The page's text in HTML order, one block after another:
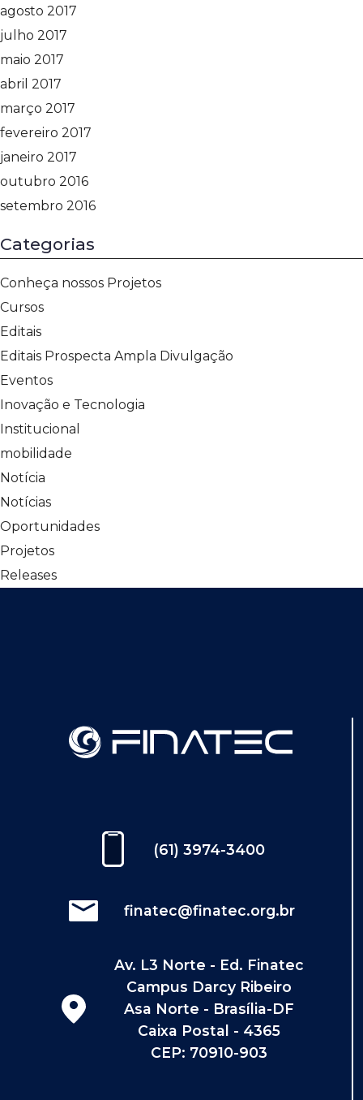
agosto 2017
julho 2017
maio 2017
abril 2017
março 2017
fevereiro 2017
janeiro 2017
outubro 2016
setembro 2016
Categorias
Conheça nossos Projetos
Cursos
Editais
Editais Prospecta Ampla Divulgação
Eventos
Inovação e Tecnologia
Institucional
mobilidade
Notícia
Notícias
Oportunidades
Projetos
Releases
(61) 3974-3400
finatec@finatec.org.br
Av. L3 Norte - Ed. Finatec
Campus Darcy Ribeiro
Asa Norte - Brasília-DF
Caixa Postal - 4365
CEP: 70910-903